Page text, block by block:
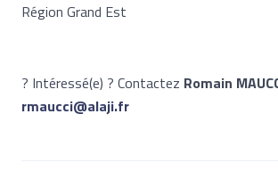
Région Grand Est
? Intéressé(e) ? Contactez Romain
rmaucci@alaji.fr